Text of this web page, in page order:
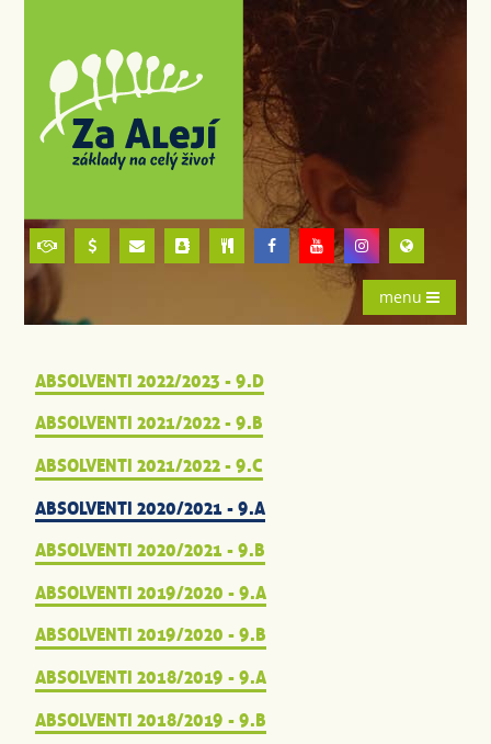
menu
ABSOLVENTI 2022/2023 - 9.D
ABSOLVENTI 2021/2022 - 9.B
ABSOLVENTI 2021/2022 - 9.C
ABSOLVENTI 2020/2021 - 9.A
ABSOLVENTI 2020/2021 - 9.B
ABSOLVENTI 2019/2020 - 9.A
ABSOLVENTI 2019/2020 - 9.B
ABSOLVENTI 2018/2019 - 9.A
ABSOLVENTI 2018/2019 - 9.B